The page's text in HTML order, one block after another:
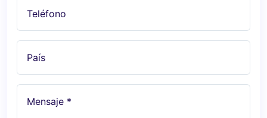
Teléfono
País
Mensaje *